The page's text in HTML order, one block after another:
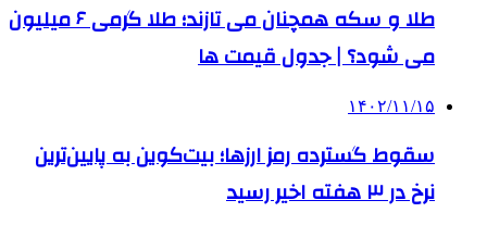
طلا و سکه همچنان می تازند؛ طلا گرمی ۶ میلیون
می شود؟ | جدول قیمت ها
۱۴۰۲/۱۱/۱۵
سقوط گسترده رمز ارزها؛ بیت‌کوین به پایین‌ترین
نرخ در ۳ هفته اخیر رسید